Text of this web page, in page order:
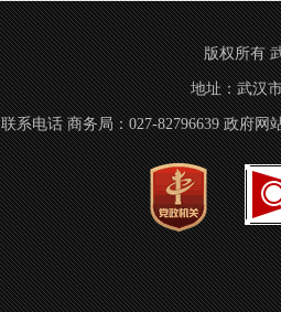
版权所有
地址：武汉
联系电话 商务局：027-82796639 政府